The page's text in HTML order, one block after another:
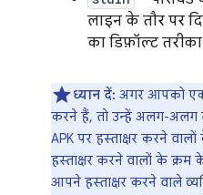
लाइन के तौर पर
का डिफ़ॉल्ट
ध्यान दें: अगर आपको एक
करने हैं, तो उन्हें अलग-अलग
APK पर हस्ताक्षर करने
हस्ताक्षर करने वालों के
आपने हस्ताक्षर करने वाले